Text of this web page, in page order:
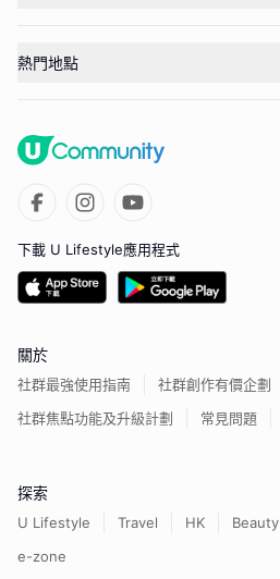
熱門地點
下載 U Lifestyle應用程式
關於
社群最強使用指南
社群創作有價企劃
社群焦點功能及升級計劃
常見問題
探索
U Lifestyle Travel HK Beauty
e-zone